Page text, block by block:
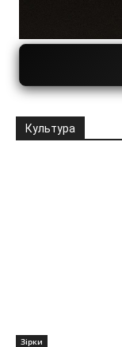
Культура
Зірки